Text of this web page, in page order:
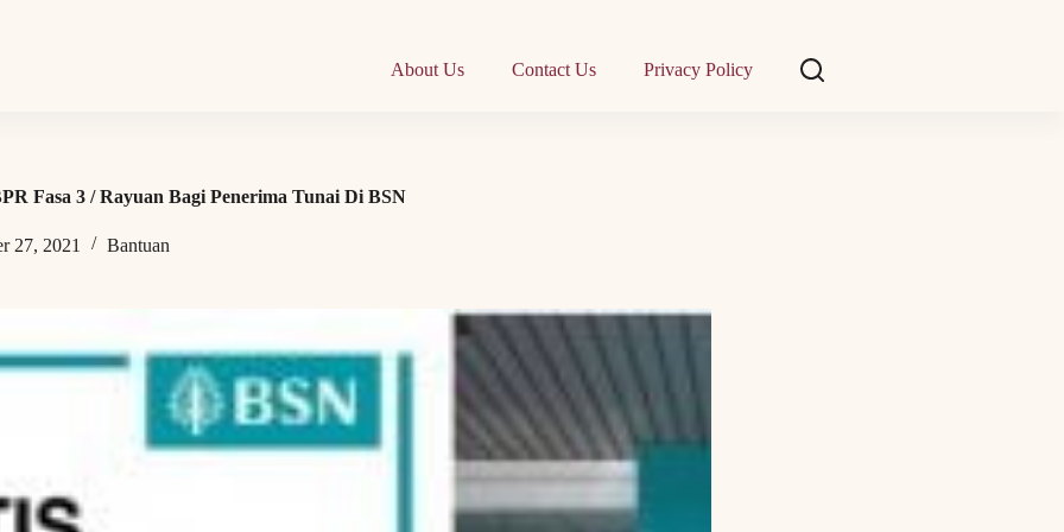
About Us Contact Us Privacy Policy
Fasa 3 / Rayuan Bagi Penerima Tunai Di BSN
27, 2021 Bantuan